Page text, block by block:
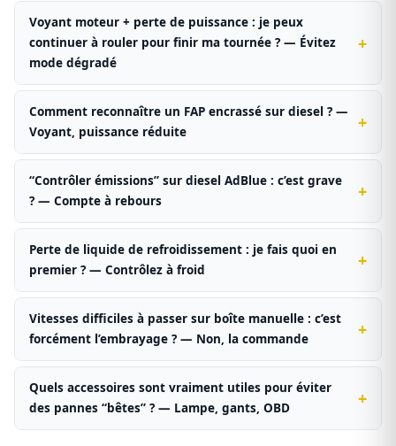
Voyant moteur + perte de puissance : je peux
continuer à rouler pour finir ma tournée ? — Évitez
mode dégradé
Comment reconnaître un FAP encrassé sur diesel ? —
Voyant, puissance réduite
“Contrôler émissions” sur diesel AdBlue : c’est grave
? — Compte à rebours
Perte de liquide de refroidissement : je fais quoi en
premier ? — Contrôlez à froid
Vitesses difficiles à passer sur boîte manuelle : c’est
forcément l’embrayage ? — Non, la commande
Quels accessoires sont vraiment utiles pour éviter
des pannes “bêtes” ? — Lampe, gants, OBD